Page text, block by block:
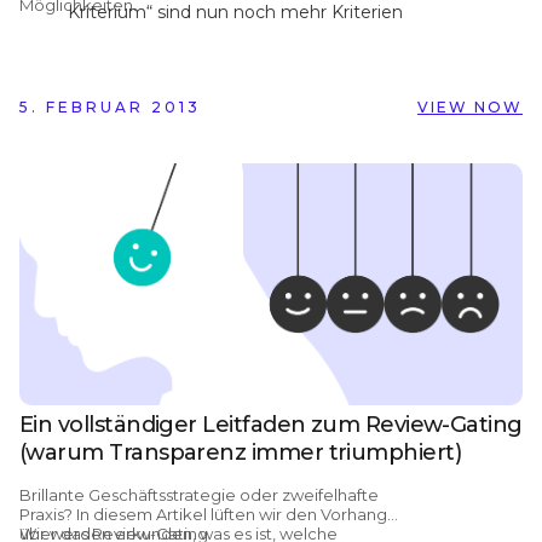
Möglichkeiten.
Kriterium“ sind nun noch mehr Kriterien
angeben.
Gesamtbewertung angezeigt.
5. FEBRUAR 2013 VIEW NOW
Ein vollständiger Leitfaden zum Review-Gating
(warum Transparenz immer triumphiert)
Brillante Geschäftsstrategie oder zweifelhafte
Praxis? In diesem Artikel lüften wir den Vorhang
über das Review-Gating.
Wir werden erkunden, was es ist, welche